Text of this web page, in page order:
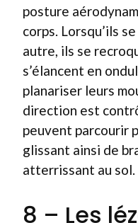
posture
corps. Lorsqu’ils
autre, ils se
s’élancent en
planariser leurs
direction est
peuvent parcourir
glissant ainsi de
atterrissant au sol.
8 – Les